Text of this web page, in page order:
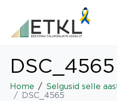
DSC_4565
Home
Selgusid selle
DSC_4565